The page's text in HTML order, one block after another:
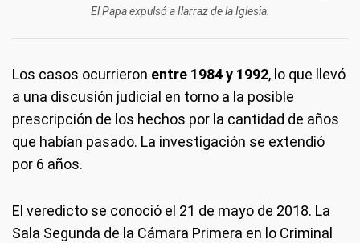
El Papa expulsó a Ilarraz de la Iglesia.
Los casos ocurrieron entre 1984 y 1992, lo que llevó
a una discusión judicial en torno a la posible
prescripción de los hechos por la cantidad de años
que habían pasado. La investigación se extendió
por 6 años.
El veredicto se conoció el 21 de mayo de 2018. La
Sala Segunda de la Cámara Primera en lo Criminal